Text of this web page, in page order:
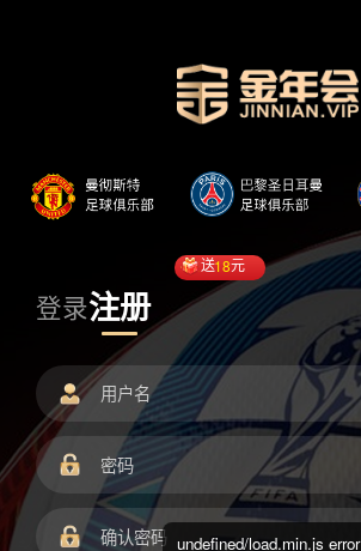
登录注册
送18元
undefined/load.min.js error